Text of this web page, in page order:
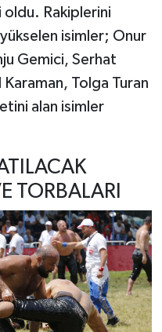
oldu. Rakiplerini
isimler; Onur
Gemici, Serhat
Karaman, Tolga Turan
alan isimler
TORBALARI